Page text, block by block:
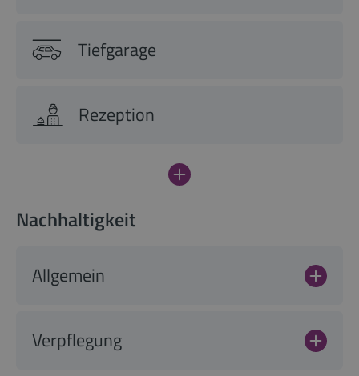
Tiefgarage
Rezeption
Nachhaltigkeit
Allgemein
Verpflegung